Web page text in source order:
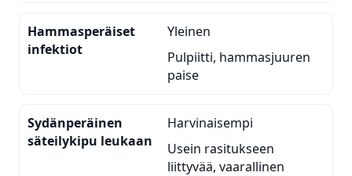
Hammasperäiset
infektiot
Yleinen
Pulpiitti, hammasjuuren
paise
Sydänperäinen
säteilykipu leukaan
Harvinaisempi
Usein rasitukseen
liittyvää, vaarallinen